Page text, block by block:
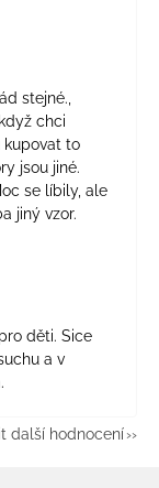
stejné.,
chci
kupovat to
jsou jiné.
se líbily, ale
jiný vzor.
děti. Sice
a v
další hodnocení